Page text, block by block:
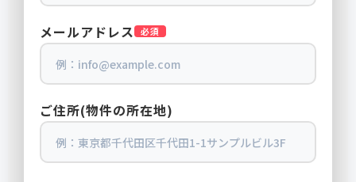
メールアドレス 必須
ご住所(物件の所在地)